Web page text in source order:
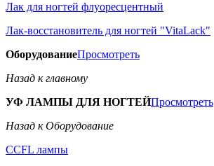
Лак для ногтей флуоресцентный
Лак-восстановитель для ногтей "VitaLack"
ОборудованиеПросмотреть
Назад к главному
УФ ЛАМПЫ ДЛЯ НОГТЕЙПросмотреть
Назад к Оборудование
CCFL лампы